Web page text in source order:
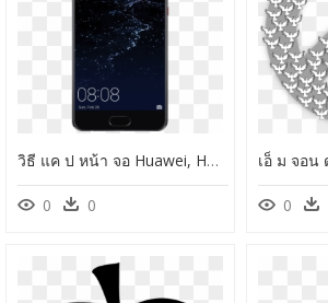
วิธี แค ป หน้า จอ Huawei, HD Png Download
0 0 0